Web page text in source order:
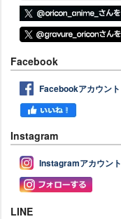
Facebook
Facebookアカウント
Instagram
Instagramアカウント
LINE